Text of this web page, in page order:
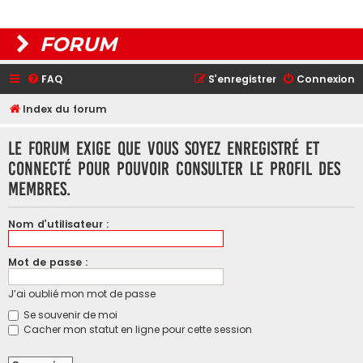
FORUM
FAQ Connexion
S’enregistrer
Index du forum
Le forum exige que vous soyez enregistré et
connecté pour pouvoir consulter le profil des
membres.
Nom d’utilisateur :
Mot de passe :
J’ai oublié mon mot de passe
Se souvenir de moi
Cacher mon statut en ligne pour cette session